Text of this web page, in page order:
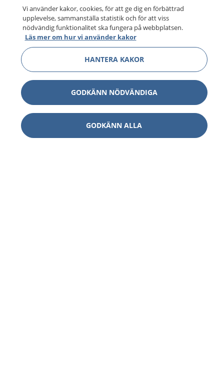
Vi använder kakor, cookies, för att ge dig en förbättrad
upplevelse, sammanställa statistik och för att viss
nödvändig funktionalitet ska fungera på webbplatsen.
Läs mer om hur vi använder kakor
HANTERA KAKOR
GODKÄNN NÖDVÄNDIGA
GODKÄNN ALLA